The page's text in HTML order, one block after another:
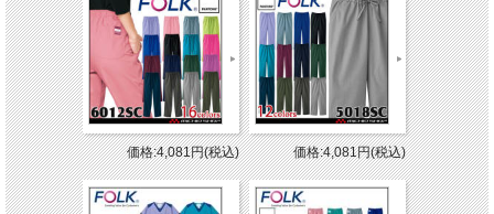
価格:4,081円(税込) 価格:4,081円(税込)